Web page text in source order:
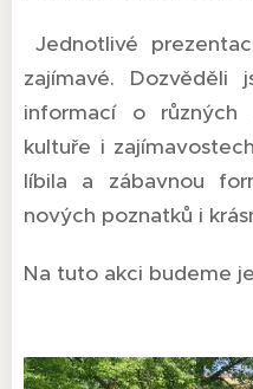
Jednotlivé
zajímavé. Dozvěděli
informací o různých
kultuře i
líbila a zábavnou
nových poznatků i
Na tuto akci budeme